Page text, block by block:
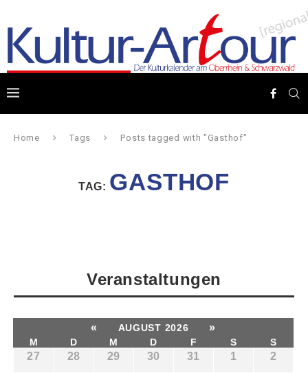
Home Tags Posts tagged with "Gasthof"
TAG: GASTHOF
Veranstaltungen
« AUGUST 2026 »
M D M D F S S
27 28 29 30 31 1 2